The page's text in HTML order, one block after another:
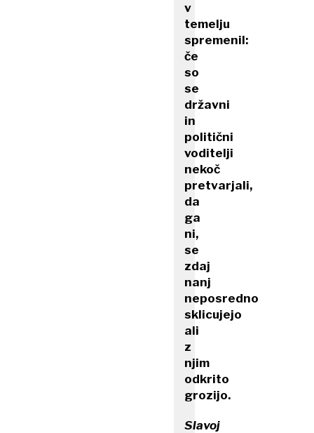
v
temelju
spremenil:
če
so
se
državni
in
politični
voditelji
nekoč
pretvarjali,
da
ga
ni,
se
zdaj
nanj
neposredno
sklicujejo
ali
z
njim
odkrito
grozijo.
Slavoj